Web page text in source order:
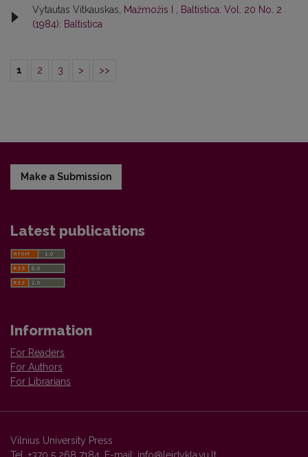
Vytautas Vitkauskas, Mažmožis I
Baltistica: Vol. 20 No. 2
(1984): Baltistica
1 2 3 > >>
Make a Submission
Latest publications
Information
For Readers
For Authors
For Librarians
Vilnius University Press